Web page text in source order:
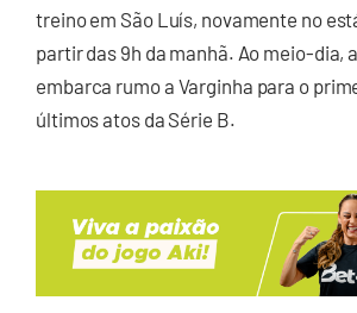
treino em São Luís, novamente no
partir das 9h da manhã. Ao meio-dia,
embarca rumo a Varginha para o
últimos atos da Série B.